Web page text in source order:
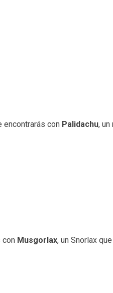
encontrarás con Palidachu,
con Musgorlax, un Snorlax